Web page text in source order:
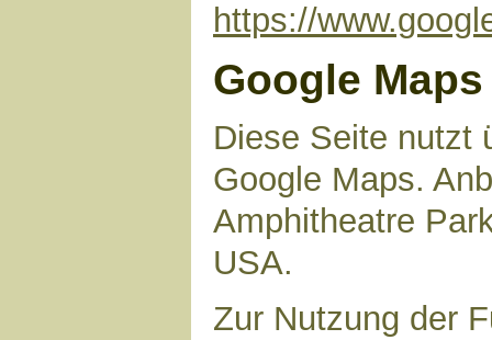
https://
Google Maps
Diese Seite nutzt
Google Maps.
Amphitheatre
USA.
Zur Nutzung der